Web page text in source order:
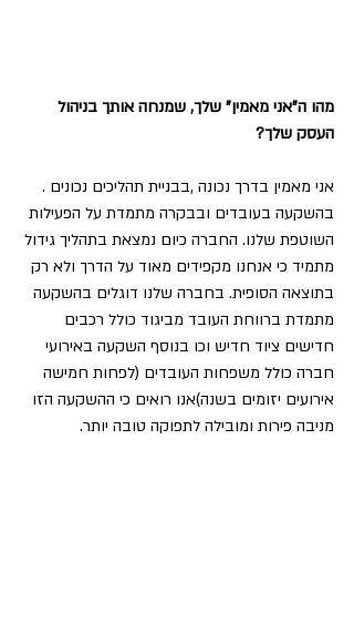
מהו ה"אני מאמין" שלך, שמנחה אותך בניהול
העסק שלך?
אני מאמין בדרך נכונה ,בבניית תהליכים נכונים .
בהשקעה בעובדים ובבקרה מתמדת על הפעילות
השוטפת שלנו. החברה כיום נמצאת בתהליך גידול
מתמיד כי אנחנו מקפידים מאוד על הדרך ולא רק
בתוצאה הסופית. בחברה שלנו דוגלים בהשקעה
מתמדת ברווחת העובד מביגוד כולל רכבים
חדישים ציוד חדיש וכו בנוסף השקעה באירועי
חברה כולל משפחות העובדים (לפחות חמישה
אירועים יזומים בשנה)אנו רואים כי ההשקעה הזו
מניבה פירות ומובילה לתפוקה טובה יותר.